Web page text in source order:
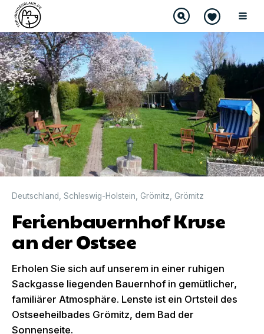
Deutschland Schleswig-Holstein Grömitz Grömitz
Ferienbauernhof Kruse
an der Ostsee
Erholen Sie sich auf unserem in einer ruhigen
Sackgasse liegenden Bauernhof in gemütlicher,
familiärer Atmosphäre. Lenste ist ein Ortsteil des
Ostseeheilbades Grömitz, dem Bad der
Sonnenseite.